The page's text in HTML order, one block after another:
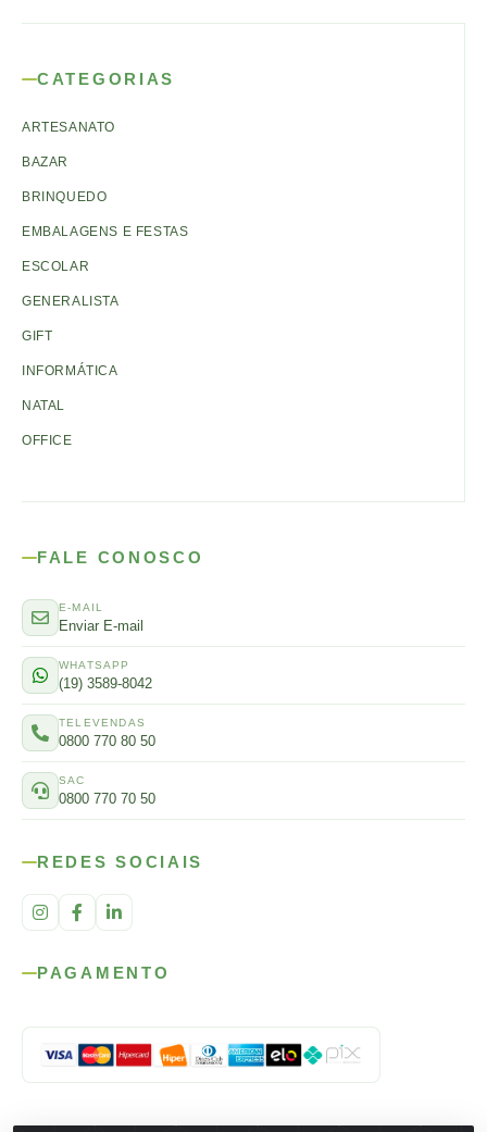
CATEGORIAS
ARTESANATO
BAZAR
BRINQUEDO
EMBALAGENS E FESTAS
ESCOLAR
GENERALISTA
GIFT
INFORMÁTICA
NATAL
OFFICE
FALE CONOSCO
E-MAIL
Enviar E-mail
WHATSAPP
(19) 3589-8042
TELEVENDAS
0800 770 80 50
SAC
0800 770 70 50
REDES SOCIAIS
PAGAMENTO